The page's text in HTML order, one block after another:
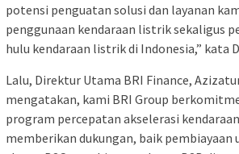
potensi penguatan solusi dan layanan
penggunaan kendaraan listrik sekaligus
hulu kendaraan listrik di Indonesia,” kata
Lalu, Direktur Utama BRI Finance,
mengatakan, kami BRI Group
program percepatan akselerasi
memberikan dukungan, baik pembiayaan